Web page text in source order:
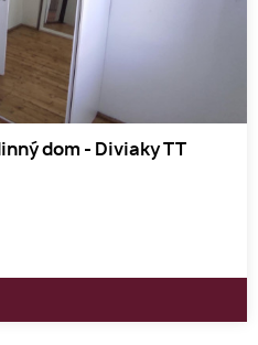
dom - Diviaky TT